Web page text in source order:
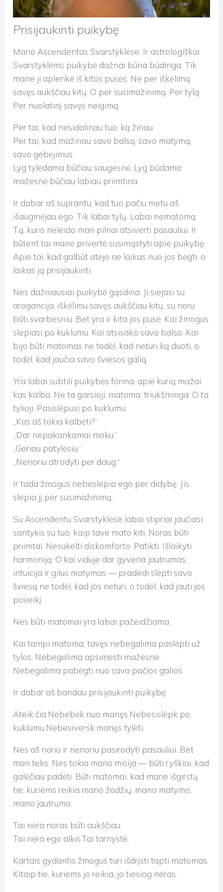
Prisijaukinti puikybę
Mano Ascendentas Svarstyklėse. Ir astrologiškai
Svarstyklėms puikybė dažnai būna būdinga. Tik
mane ji aplenkė iš kitos pusės. Ne per iškėlimą
savęs aukščiau kitų. O per susimažinimą. Per tylą.
Per nuolatinį savęs neigimą.
Per tai, kad nesidalinau tuo, ką žinau.
Per tai, kad mažinau savo balsą, savo matymą,
savo gebėjimus.
Lyg tylėdama būčiau saugesnė. Lyg būdama
mažesnė būčiau labiau priimtina.
Ir dabar aš suprantu, kad tuo pačiu metu aš
išauginėjau ego. Tik labai tylų. Labai nematomą.
Tą, kuris neleido man pilnai atsiverti pasauliui. Ir
būtent tai mane privertė susimąstyti apie puikybę.
Apie tai, kad galbūt atėjo ne laikas nuo jos bėgti, o
laikas ją prisijaukinti.
Nes dažniausiai puikybė gąsdina. Ji siejasi su
arogancija, iškėlimu savęs aukščiau kitų, su noru
būti svarbesniu. Bet yra ir kita jos pusė. Kai žmogus
slepiasi po kuklumu. Kai atsisako savo balso. Kai
bijo būti matomas ne todėl, kad neturi ką duoti, o
todėl, kad jaučia savo šviesos galią.
Yra labai subtili puikybės forma, apie kurią mažai
kas kalba. Ne ta garsioji, matoma, triukšminga. O ta
tylioji. Pasislėpusi po kuklumu.
„Kas aš tokia kalbėti?“
„Dar nepakankamai moku.“
„Geriau patylėsiu.“
„Nenoriu atrodyti per daug.“
Ir tada žmogus nebeslepia ego per didybę. Jis
slepia jį per susimažinimą.
Su Ascendentu Svarstyklėse labai stipriai jaučiasi
santykis su tuo, kaip tave mato kiti. Noras būti
priimtai. Nesukelti diskomforto. Patikti. Išlaikyti
harmoniją. O kai viduje dar gyvena jautrumas,
intuicija ir gilus matymas — pradedi slėpti savo
šviesą ne todėl, kad jos neturi, o todėl, kad jauti jos
poveikį.
Nes būti matomai yra labai pažeidžiama.
Kai tampi matoma, tavęs nebegalima paslėpti už
tylos. Nebegalima apsimesti mažesne.
Nebegalima pabėgti nuo savo pačios galios.
Ir dabar aš bandau prisijaukinti puikybę.
Ateik čia.Nebebėk nuo manęs.Nebesislėpk po
kuklumu.Nebesiversk manęs tylėti.
Nes aš noriu ir nenoriu pasirodyti pasauliui. Bet
man teks. Nes tokia mano misija — būti ryškiai, kad
galėčiau padėti. Būti matomai, kad mane išgirstų
tie, kuriems reikia mano žodžių, mano matymo,
mano jautrumo.
Tai nėra noras būti aukščiau.
Tai nėra ego alkis.Tai tarnystė.
Kartais gydantis žmogus turi išdrįsti tapti matomas.
Kitaip tie, kuriems jo reikia, jo tiesiog neras.